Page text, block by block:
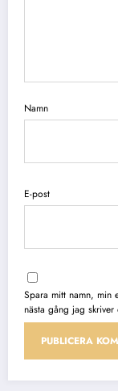
Namn
E-post
Spara mitt namn, min
nästa gång jag skriver